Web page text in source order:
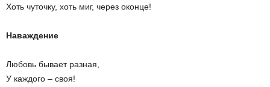
Хоть чуточку, хоть миг, через оконце!
Наваждение
Любовь бывает разная,
У каждого – своя!